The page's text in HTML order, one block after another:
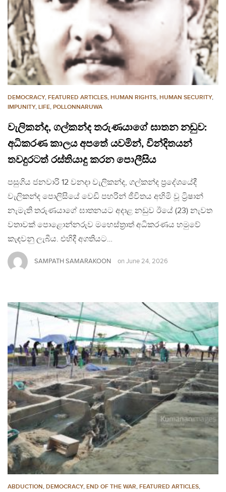
DEMOCRACY, FEATURED ARTICLES, HUMAN RIGHTS, HUMAN SECURITY,
IMPUNITY, LIFE, POLLONNARUWA
වැලිකන්ද, ගල්කන්ද තරුණයාගේ ඝාතන නඩුව:
අධිකරණ කාලය අපතේ යවමින්, වින්දිතයන්
තවදුරටත් රස්තියාදු කරන පොලීසිය
පසුගිය ජනවාරි 12 වනදා වැලිකන්ද, ගල්කන්ද ප්‍රදේශයේදී
වැලිකන්ද පොලිසියේ වෙඩි පහරින් ජීවිතය අහිමි වූ ට්‍රිෂාන්
නැමැති තරුණයාගේ ඝාතනයට අදාළ නඩුව ඊයේ (23) නැවත
වතාවක් පොළොන්නරුව මහෙස්ත්‍රාත් අධිකරණය හමුවේ
කැඳවනු ලැබීය. එහිදී අගතියට…
SAMPATH SAMARAKOON on June 24, 2026
ABDUCTION, DEMOCRACY, END OF THE WAR, FEATURED ARTICLES,